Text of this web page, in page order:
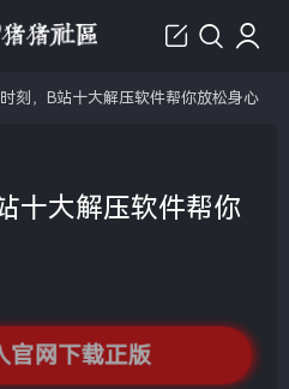
刻，B站十大解压软件帮你放松身心
十大解压软件帮你
官网下载正版